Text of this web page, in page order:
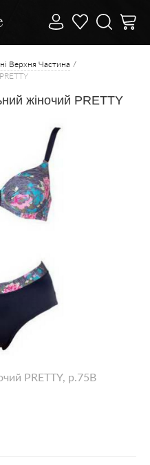
Верхня Частина
жіночий PRETTY
PRETTY, р.75B